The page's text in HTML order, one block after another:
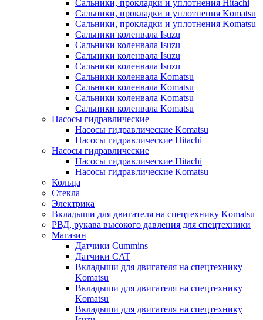
Сальники, прокладки и уплотнения Hitachi
Сальники, прокладки и уплотнения Komatsu
Сальники, прокладки и уплотнения Komatsu
Сальники коленвала Isuzu
Сальники коленвала Isuzu
Сальники коленвала Isuzu
Сальники коленвала Isuzu
Сальники коленвала Komatsu
Сальники коленвала Komatsu
Сальники коленвала Komatsu
Сальники коленвала Komatsu
Насосы гидравлические
Насосы гидравлические Komatsu
Насосы гидравлические Hitachi
Насосы гидравлические
Насосы гидравлические Hitachi
Насосы гидравлические Komatsu
Кольца
Стекла
Электрика
Вкладыши для двигателя на спецтехнику Komatsu
РВД, рукава высокого давления для спецтехники
Магазин
Датчики Cummins
Датчики CAT
Вкладыши для двигателя на спецтехнику
Komatsu
Вкладыши для двигателя на спецтехнику
Komatsu
Вкладыши для двигателя на спецтехнику